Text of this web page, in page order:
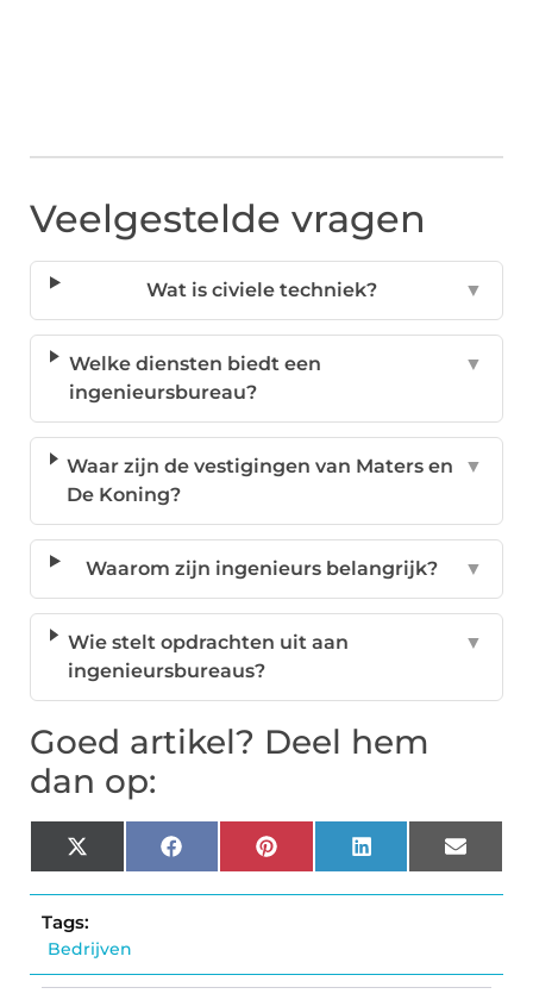
Veelgestelde vragen
Wat is civiele techniek? ▼
Welke diensten biedt een
ingenieursbureau?
▼
Waar zijn de vestigingen van Maters en
De Koning?
▼
Waarom zijn ingenieurs belangrijk? ▼
Wie stelt opdrachten uit aan
ingenieursbureaus?
▼
Goed artikel? Deel hem
dan op:
X
(Twitter)
FacebookPinterestLinkedIn Email
Tags:
Bedrijven